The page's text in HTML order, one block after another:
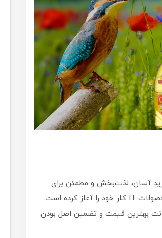
خرید آسان، لذت‌بخش و مطمئن برای
مشتریان فراهم‌شده‌است. این فروشگاه با تفکری نو در زمینه فروش محصولات IT کار خود را آغاز کرده است.
بهترین قیمت و تضمین اصل بودن